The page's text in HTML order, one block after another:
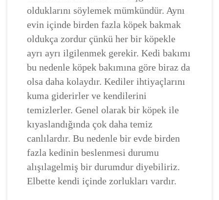
olduklarını söylemek mümkündür. Aynı
evin içinde birden fazla köpek bakmak
oldukça zordur çünkü her bir köpekle
ayrı ayrı ilgilenmek gerekir. Kedi bakımı
bu nedenle köpek bakımına göre biraz da
olsa daha kolaydır. Kediler ihtiyaçlarını
kuma giderirler ve kendilerini
temizlerler. Genel olarak bir köpek ile
kıyaslandığında çok daha temiz
canlılardır. Bu nedenle bir evde birden
fazla kedinin beslenmesi durumu
alışılagelmiş bir durumdur diyebiliriz.
Elbette kendi içinde zorlukları vardır.